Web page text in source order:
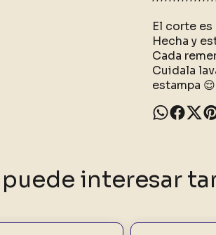
El corte
Hecha y
Cada
Cuidala
estampa 😌
puede interesar